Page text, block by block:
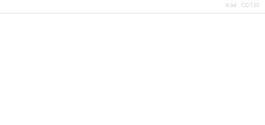
Kód: CO130